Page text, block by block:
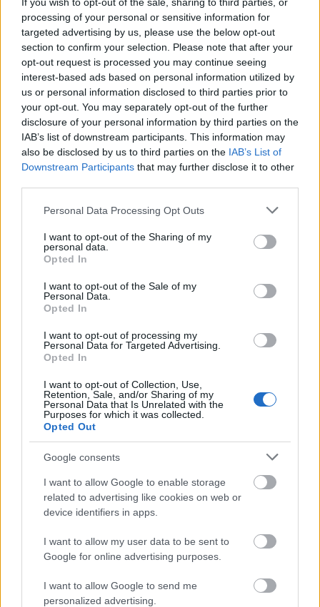
processing of your personal or sensitive information for
targeted advertising by us, please use the below opt-out
section to confirm your selection. Please note that after your
opt-out request is processed you may continue seeing
interest-based ads based on personal information utilized by
us or personal information disclosed to third parties prior to
your opt-out. You may separately opt-out of the further
disclosure of your personal information by third parties on the
IAB’s list of downstream participants. This information may
also be disclosed by us to third parties on the IAB’s List of
Downstream Participants that may further disclose it to other
Please note that this website/app uses one or more Google
not limited to your visit or usage behaviour. You may click to
grant or deny consent to Google and its third-party tags to
use your data for below specified purposes in below Google
consent section.
Personal Data Processing Opt Outs
I want to opt-out of the Sharing of my
personal data.
Opted In
I want to opt-out of the Sale of my
Personal Data.
Opted In
I want to opt-out of processing my
Personal Data for Targeted Advertising.
Opted In
I want to opt-out of Collection, Use,
Retention, Sale, and/or Sharing of my
Personal Data that Is Unrelated with the
Purposes for which it was collected.
Opted Out
Google consents
I want to allow Google to enable storage
related to advertising like cookies on web or
device identifiers in apps.
I want to allow my user data to be sent to
Google for online advertising purposes.
I want to allow Google to send me
personalized advertising.
2-ig lett volna látogatható a kiállítás.
"Bár a porcelán igen szilárd anyag, a
látogatók lelkes sétája rajta a vártnál
nagyobb port idéz elő a turbinacsarnokban.
Ez a szálló por belélegezve egészségkárosító
hatású lehet, ezért a Tate Modern a
művésszel konzultálva úgy döntött, nem
engedélyezi a látogatók számára, hogy
átgyalogoljanak az installáción" - tudatta
pénteken a galéria közleménye.
Ai Vej-vej alkotásával egyrészt azt kívánta
elveszhet a személyiség. Az installáció másik
gondolata pedig az, hogy az interneten
szerte a világon.
A Tate közölte, hogy az installációt nem
termekből nézhetnek le rá.